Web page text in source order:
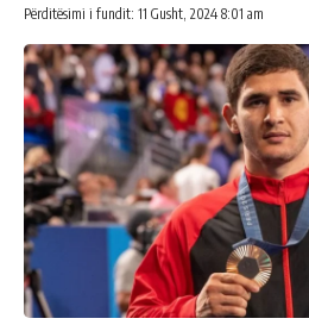
Përditësimi i fundit: 11 Gusht, 2024 8:01 am